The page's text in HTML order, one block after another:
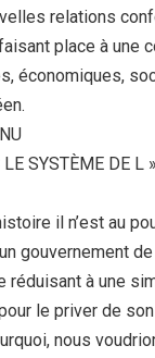
relations
place à une
économiques,
LE SYSTÈME DE L
il n’est au
gouvernement
réduisant à une
le priver de
nous